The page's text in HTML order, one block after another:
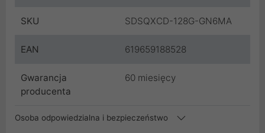
SKU SDSQXCD-128G-GN6MA
EAN 619659188528
Gwarancja
producenta
60 miesięcy
Osoba odpowiedzialna i bezpieczeństwo